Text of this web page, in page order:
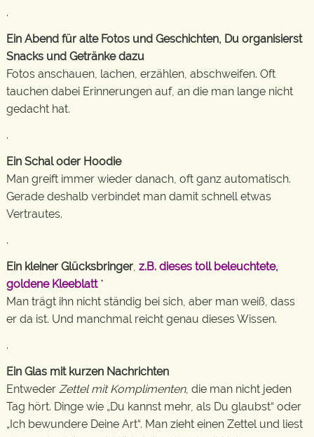
.
Ein Abend für alte Fotos und Geschichten, Du organisierst
Snacks und Getränke dazu
Fotos anschauen, lachen, erzählen, abschweifen. Oft
tauchen dabei Erinnerungen auf, an die man lange nicht
gedacht hat.
.
Ein Schal oder Hoodie
Man greift immer wieder danach, oft ganz automatisch.
Gerade deshalb verbindet man damit schnell etwas
Vertrautes.
.
Ein kleiner Glücksbringer z.B. dieses toll beleuchtete,
goldene Kleeblatt*
Man trägt ihn nicht ständig bei sich, aber man weiß, dass
er da ist. Und manchmal reicht genau dieses Wissen.
.
Ein Glas mit kurzen Nachrichten
Entweder Zettel mit Komplimenten, die man nicht jeden
Tag hört. Dinge wie „Du kannst mehr, als Du glaubst“ oder
„Ich bewundere Deine Art“. Man zieht einen Zettel und liest